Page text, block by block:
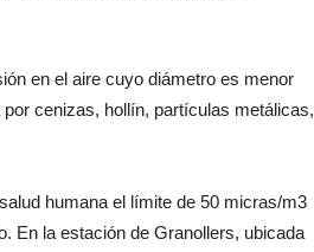
en el aire cuyo diámetro es menor
cenizas, hollín, partículas metálicas,
humana el límite de 50 micras/m3
En la estación de Granollers, ubicada